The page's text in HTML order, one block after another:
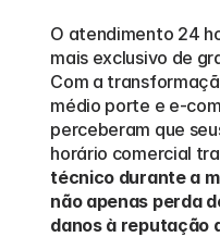
O atendimento 24
mais exclusivo de
Com a
médio porte e e-
perceberam que
horário comercial
técnico durante a
não apenas perda
danos à reputação